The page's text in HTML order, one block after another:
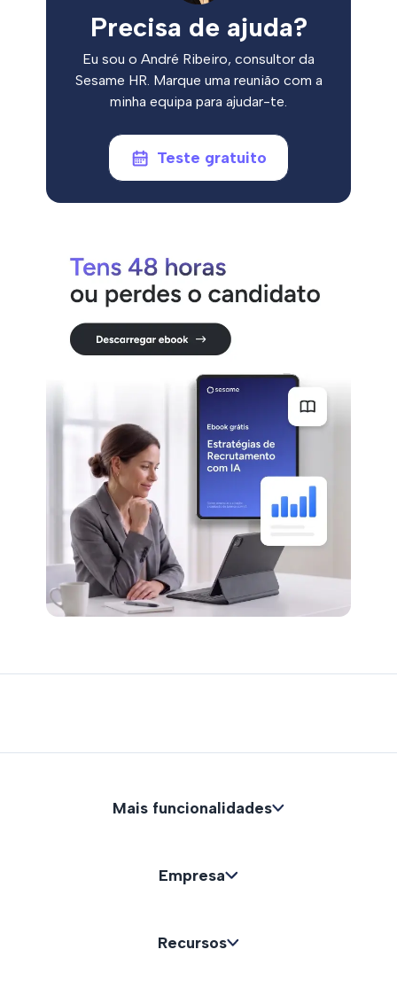
Precisa de ajuda?
Eu sou o André Ribeiro, consultor da
Sesame HR. Marque uma reunião com a
minha equipa para ajudar-te.
Teste gratuito
Mais funcionalidades
Empresa
Recursos